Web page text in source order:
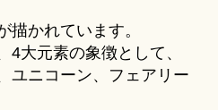
描かれています。
4大元素の象徴として、
ユニコーン、フェアリー